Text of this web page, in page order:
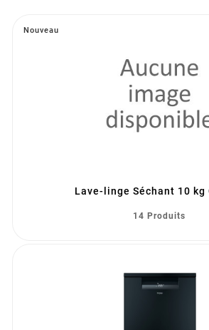
Nouveau
Lave-linge Séchant 10 kg
14 Produits